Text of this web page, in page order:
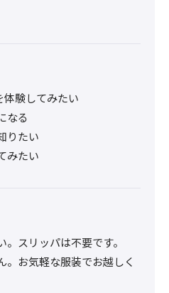
験してみたい
なる
りたい
みたい
スリッパは不要です。
。お気軽な服装でお越しく